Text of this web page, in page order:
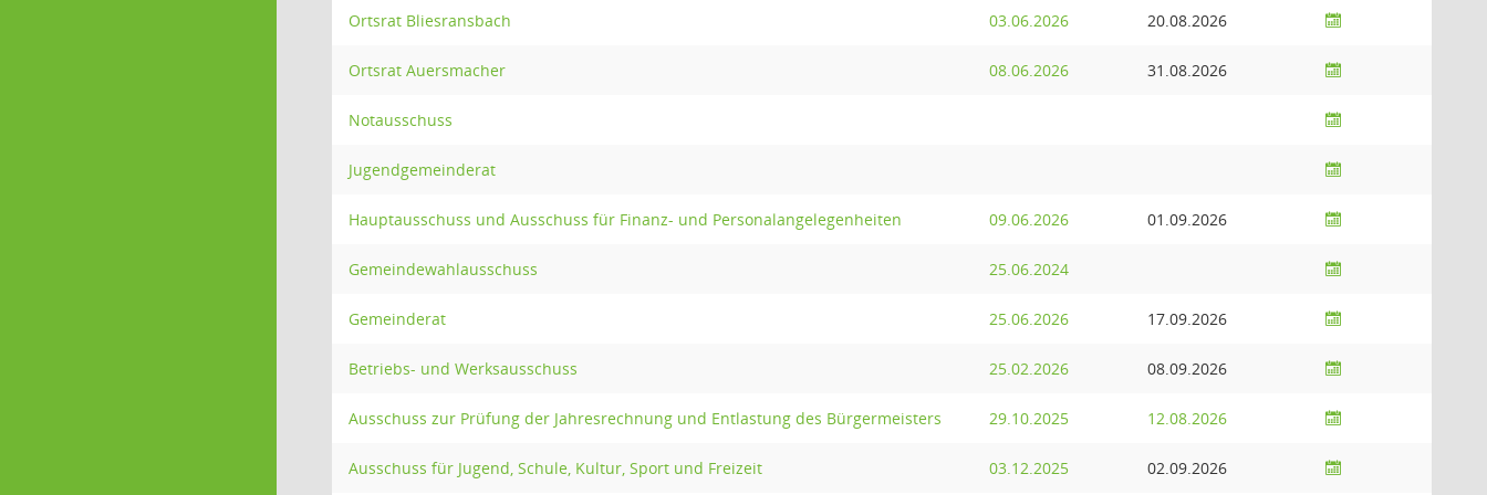
Ortsrat Bliesransbach 03.06.2026 20.08.2026
Ortsrat Auersmacher 08.06.2026 31.08.2026
Notausschuss
Jugendgemeinderat
Hauptausschuss und Ausschuss für Finanz- und Personalangelegenheiten 09.06.2026 01.09.2026
Gemeindewahlausschuss 25.06.2024
Gemeinderat 25.06.2026 17.09.2026
Betriebs- und Werksausschuss 25.02.2026 08.09.2026
Ausschuss zur Prüfung der Jahresrechnung und Entlastung des Bürgermeisters 29.10.2025 12.08.2026
Ausschuss für Jugend, Schule, Kultur, Sport und Freizeit 03.12.2025 02.09.2026